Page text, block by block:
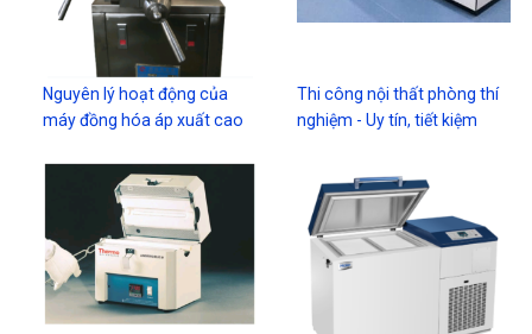
Nguyên lý hoạt động của
máy đồng hóa áp xuất cao
Thi công nội thất phòng thí
nghiệm - Uy tín, tiết kiệm